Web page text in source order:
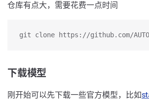
仓库有点大，需要花费一点时间
git clone https://github.com/
下载模型
刚开始可以先下载一些官方模型，比如